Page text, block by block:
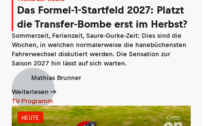
Das Formel-1-Startfeld 2027: Platzt
die Transfer-Bombe erst im Herbst?
Sommerzeit, Ferienzeit, Saure-Gurke-Zeit: Dies sind die
Wochen, in welchen normalerweise die hanebüchensten
Fahrerwechsel diskutiert werden. Die Sensation zur
Saison 2027 hin lässt auf sich warten.
Mathias Brunner
Weiterlesen
TV-Programm
HEUTE